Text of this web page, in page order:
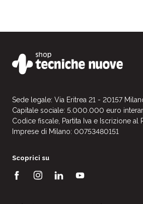
Sede legale: Via Eritrea 21 - 20157
Capitale sociale: 5.000.000 euro
Codice fiscale, Partita Iva e Iscrizione al
Imprese di Milano: 00753480151
Scoprici su